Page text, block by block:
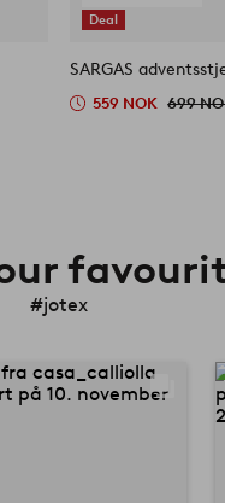
Deal
SARGAS
559 NOK 699
#jotex